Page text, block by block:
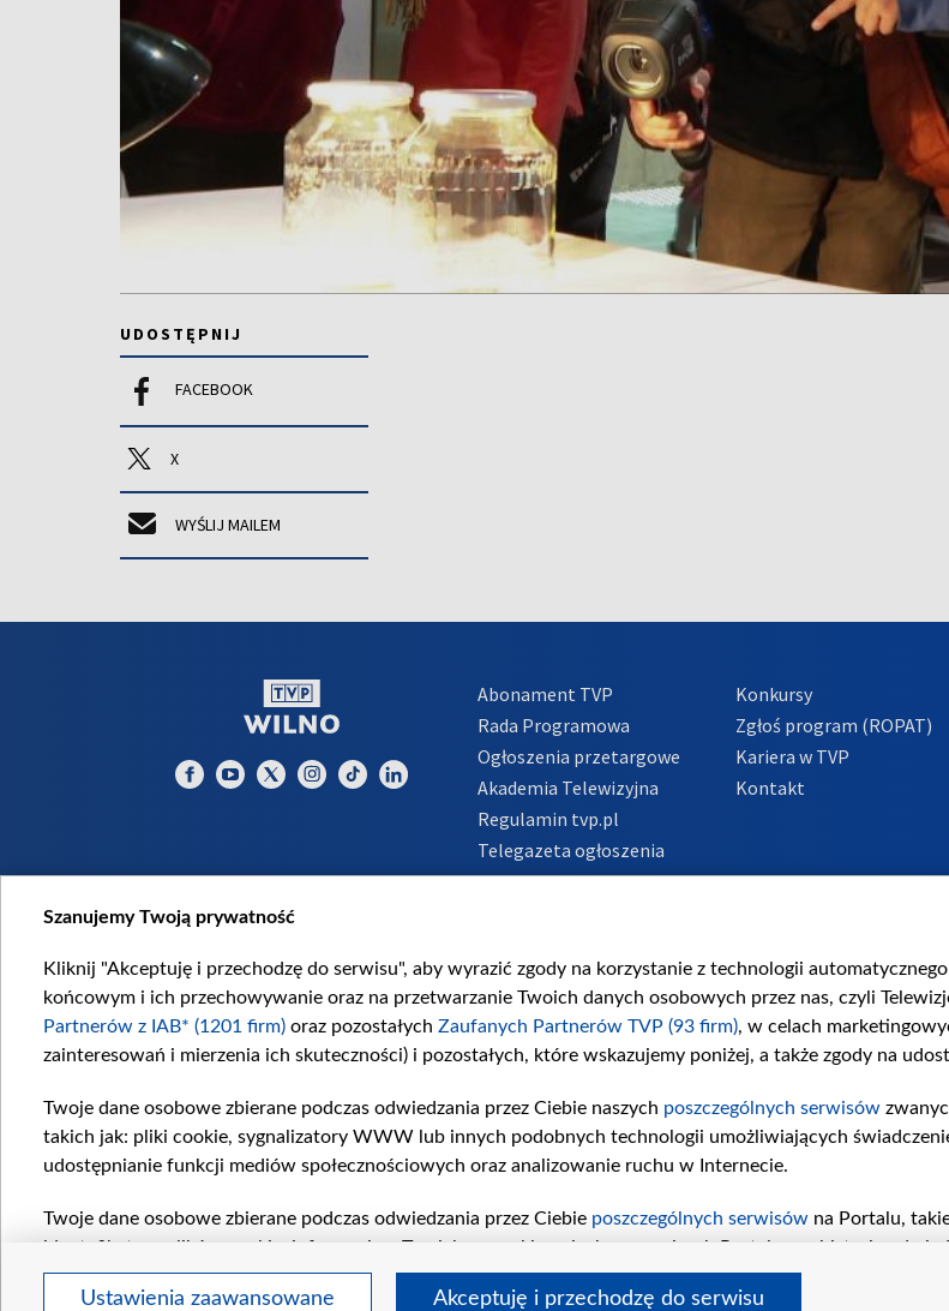
UDOSTĘPNIJ
FACEBOOK
X
WYŚLIJ MAILEM
Abonament TVP
Rada Programowa
Ogłoszenia przetargowe
Akademia Telewizyjna
Regulamin tvp.pl
Telegazeta ogłoszenia
Informacje o nadawcy
Konkursy
Zgłoś program (ROPAT)
Kariera w TVP
Kontakt
Szanujemy Twoją prywatność
Kliknij "Akceptuję i przechodzę do serwisu", aby wyrazić zgody na korzystanie z technologii
końcowym i ich przechowywanie oraz na przetwarzanie Twoich danych osobowych przez nas, czyli
Partnerów z IAB* (1201 firm) oraz pozostałych Zaufanych Partnerów TVP (93 firm), w celach
zainteresowań i mierzenia ich skuteczności) i pozostałych, które wskazujemy poniżej, a także zgody na
Twoje dane osobowe zbierane podczas odwiedzania przez Ciebie naszych poszczególnych serwisów
takich jak: pliki cookie, sygnalizatory WWW lub innych podobnych technologii umożliwiających
udostępnianie funkcji mediów społecznościowych oraz analizowanie ruchu w Internecie.
Twoje dane osobowe zbierane podczas odwiedzania przez Ciebie poszczególnych serwisów na Portalu,
identyfikatory plików cookie, informacje o Twoich wyszukiwaniach w serwisach Portalu czy historia
pozostałychZaufanych Partnerów TVP
dla realizacji następujących celów i funkcji: przechowywania
wyboru spersonalizowanych reklam, tworzenia profilu spersonalizowanych reklam, tworzenia profilu
Ustawienia zaawansowane Akceptuję i przechodzę do serwisu